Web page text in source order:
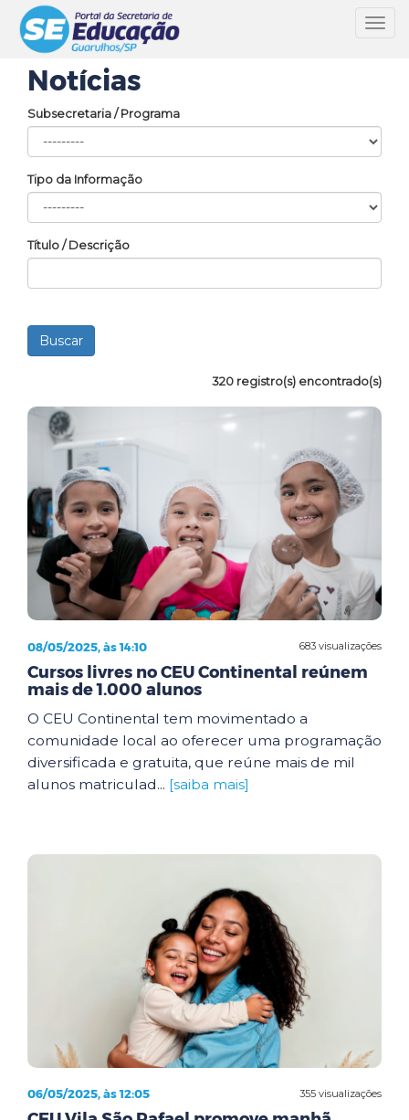
Notícias
Subsecretaria / Programa
Tipo da Informação
Título / Descrição
320 registro(s) encontrado(s)
683 visualizações
08/05/2025, às 14:10
Cursos livres no CEU Continental reúnem
mais de 1.000 alunos
O CEU Continental tem movimentado a
comunidade local ao oferecer uma programação
diversificada e gratuita, que reúne mais de mil
alunos matriculad... [saiba mais]
355 visualizações
06/05/2025, às 12:05